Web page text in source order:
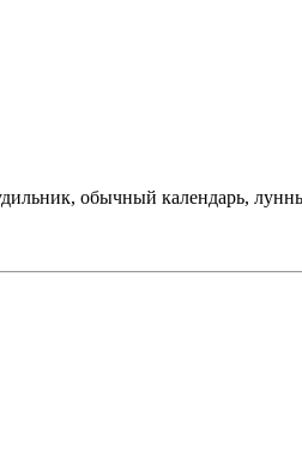
обычный календарь,